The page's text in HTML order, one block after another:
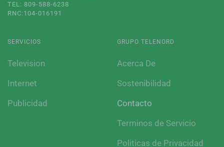
TEL: 809-588-6238
RNC:104-016191
SERVICIOS
Television
Internet
Publicidad
GRUPO TELENORD
Acerca De
Sostenibilidad
Contacto
Terminos de Servicio
Politicas de Privacidad